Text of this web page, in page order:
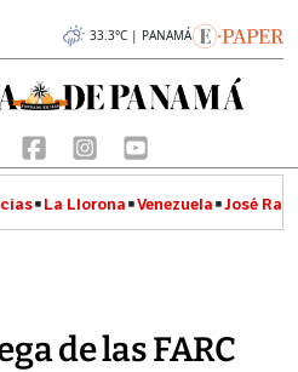
33.3°C | PANAMÁ
La Llorona Venezuela José
de las FARC